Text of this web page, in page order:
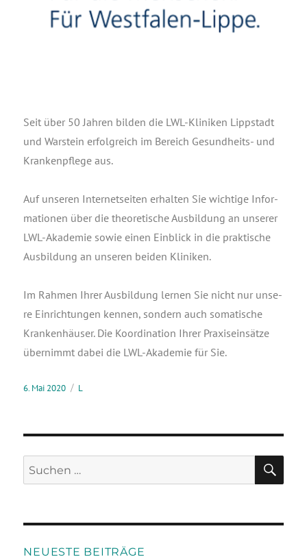
Seit über 50 Jah­ren bil­den die LWL-Kli­ni­ken Lipp­stadt
und War­stein erfolg­reich im Bereich Gesund­heits- und
Kran­ken­pfle­ge aus.
Auf unse­ren Inter­net­sei­ten erhal­ten Sie wich­ti­ge Infor­
ma­tio­nen über die theo­re­ti­sche Aus­bil­dung an unse­rer
LWL-Aka­de­mie sowie einen Ein­blick in die prak­ti­sche
Aus­bil­dung an unse­ren bei­den Kliniken.
Im Rah­men Ihrer Aus­bil­dung ler­nen Sie nicht nur unse­
re Ein­rich­tun­gen ken­nen, son­dern auch soma­ti­sche
Kran­ken­häu­ser. Die Koor­di­na­ti­on Ihrer Pra­xis­ein­sät­ze
über­nimmt dabei die LWL-Aka­de­mie für Sie.
6. Mai 2020 L
NEUESTE BEITRÄGE